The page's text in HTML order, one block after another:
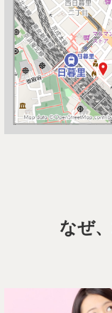
なぜ、